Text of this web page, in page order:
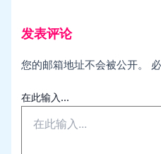
发表评论
您的邮箱地址不会被公开。
在此输入...